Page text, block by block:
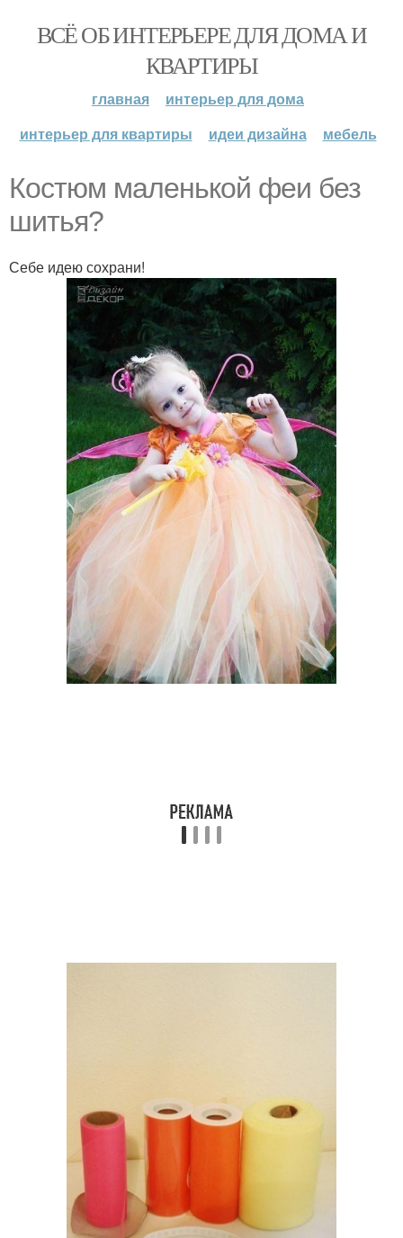
ВСЁ ОБ ИНТЕРЬЕРЕ ДЛЯ ДОМА И
КВАРТИРЫ
главная
интерьер для дома
интерьер для квартиры
идеи дизайна мебель
Костюм маленькой феи без
шитья?
Себе идею сохрани!